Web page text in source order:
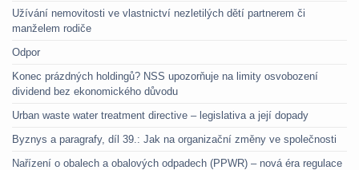
Užívání nemovitosti ve vlastnictví nezletilých dětí partnerem či
manželem rodiče
Odpor
Konec prázdných holdingů? NSS upozorňuje na limity osvobození
dividend bez ekonomického důvodu
Urban waste water treatment directive – legislativa a její dopady
Byznys a paragrafy, díl 39.: Jak na organizační změny ve společnosti
Nařízení o obalech a obalových odpadech (PPWR) – nová éra regulace